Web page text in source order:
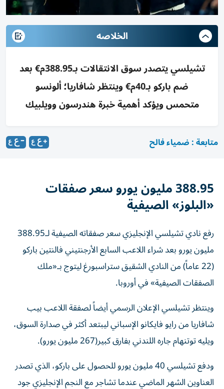
الخلاصه
تشيلسي يتصدر سوق الانتقالات بـ388.95م€ بعد
ضم باركو بـ40م€ وينتظر شافاريا؛ ألونسو
متحمس ويؤكد أهمية خبرة هندرسون وويلبيك
متابعة : ضمياء فالح
388.95 مليون يورو سعر صفقات
«البلوز» الصيفية
رفع نادي تشيلسي الإنجليزي سعر صفقاته الصيفية لـ388.95
مليون يورو بعد شراء اللاعب السابع الأرجنتيني فالنتين باركو
(22 عاماً) من النادي الشقيق ستراسبورغ ليتوج بـ«ملك
الصفقات الصيفية» في أوروبا.
وينتظر تشيلسي الإعلان الرسمي أيضاً لصفقة اللاعب بيب
شافاريا من رايو فايكانو الإسباني ليبتعد أكثر في صدارة السوق،
ويليه توتنهام جاره اللندني بفارق كبير(267 مليون يورو).
ودفع تشيلسي 40 مليون يورو للحصول على باركو، الذي تصدر
العناوين الشهر الماضي عندما تشاجر مع النجم الإنجليزي جود